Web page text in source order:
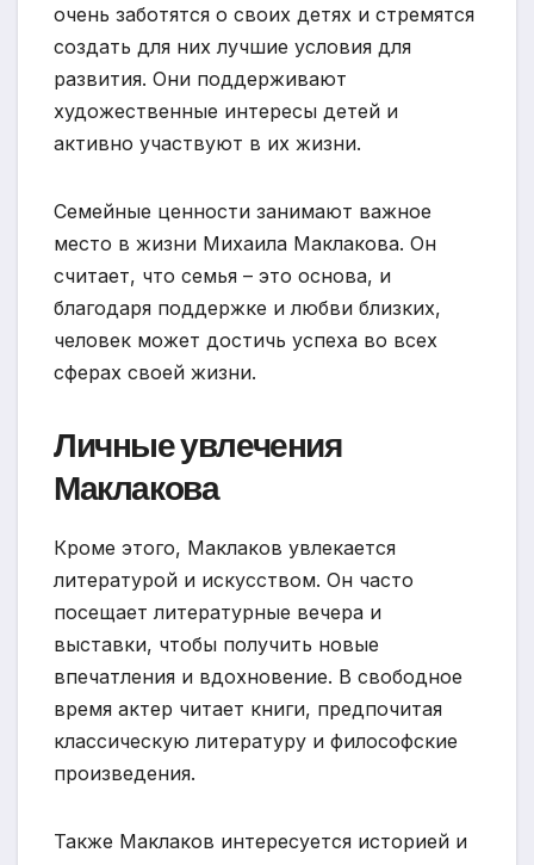
очень заботятся о своих детях и стремятся
создать для них лучшие условия для
развития. Они поддерживают
художественные интересы детей и
активно участвуют в их жизни.
Семейные ценности занимают важное
место в жизни Михаила Маклакова. Он
считает, что семья – это основа, и
благодаря поддержке и любви близких,
человек может достичь успеха во всех
сферах своей жизни.
Личные увлечения
Маклакова
Кроме этого, Маклаков увлекается
литературой и искусством. Он часто
посещает литературные вечера и
выставки, чтобы получить новые
впечатления и вдохновение. В свободное
время актер читает книги, предпочитая
классическую литературу и философские
произведения.
Также Маклаков интересуется историей и